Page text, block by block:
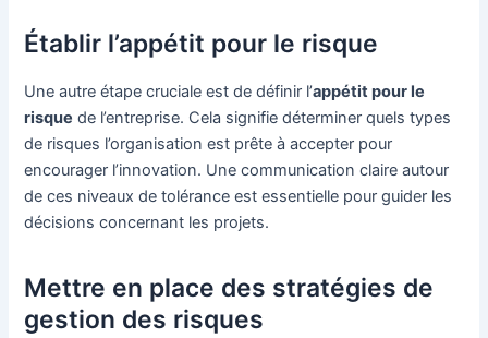
Établir l’appétit pour le risque
Une autre étape cruciale est de définir l’appétit pour le
risque de l’entreprise. Cela signifie déterminer quels types
de risques l’organisation est prête à accepter pour
encourager l’innovation. Une communication claire autour
de ces niveaux de tolérance est essentielle pour guider les
décisions concernant les projets.
Mettre en place des stratégies de
gestion des risques